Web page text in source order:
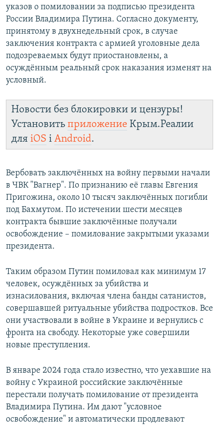
указов о помиловании за подписью президента
России Владимира Путина. Согласно документу,
принятому в двухнедельный срок, в случае
заключения контракта с армией уголовные дела
подозреваемых будут приостановлены, а
осуждённым реальный срок наказания изменят на
условный.
Новости без блокировки и цензуры!
Установить приложение Крым.Реалии
для iOS і Android.
Вербовать заключённых на войну первыми начали
в ЧВК "Вагнер". По признанию её главы Евгения
Пригожина, около 10 тысяч заключённых погибли
под Бахмутом. По истечении шести месяцев
контракта бывшие заключённые получали
освобождение – помилование закрытыми указами
президента.
Таким образом Путин помиловал как минимум 17
человек, осуждённых за убийства и
изнасилования, включая члена банды сатанистов,
совершавшей ритуальные убийства подростков. Все
они участвовали в войне в Украине и вернулись с
фронта на свободу. Некоторые уже совершили
новые преступления.
В январе 2024 года стало известно, что уехавшие на
войну с Украиной российские заключённые
перестали получать помилование от президента
Владимира Путина. Им дают "условное
освобождение" и автоматически продлевают